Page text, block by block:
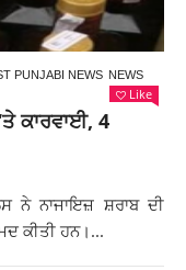
PUNJABI NEWS NEWS
Like
ਕਾਰਵਾਈ, 4
ਨੇ ਨਾਜਾਇਜ਼ ਸ਼ਰਾਬ ਦੀ
ਕੀਤੀ ਹਨ।...